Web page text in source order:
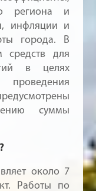
региона и
инфляции и
города. В
средств для
в целях
проведения
суммы
около 7
Работы по